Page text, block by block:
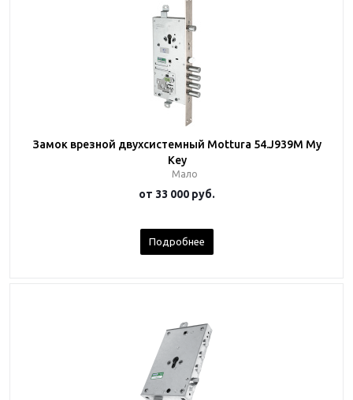
Замок врезной двухсистемный Mottura 54.J939M My
Key
Мало
от 33 000 руб.
Подробнее